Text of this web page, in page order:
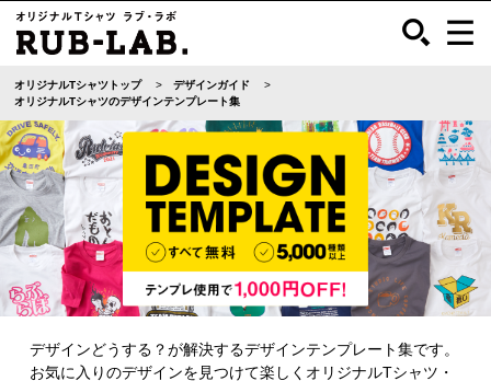
オリジナルTシャツトップ
デザインガイド
オリジナルTシャツのデザインテンプレート集
デザインどうする？が解決するデザインテンプレート集です。
お気に入りのデザインを見つけて楽しくオリジナルTシャツ・